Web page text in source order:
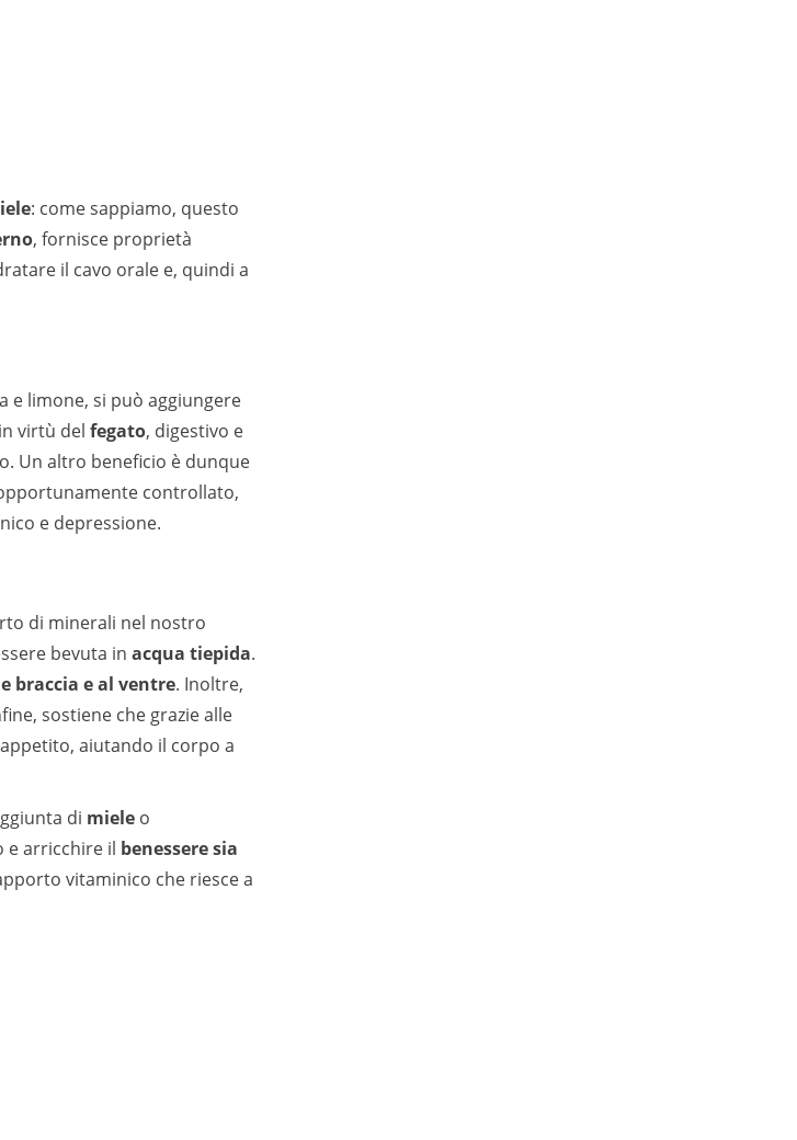
: come sappiamo, questo
, fornisce proprietà
il cavo orale e, quindi a
e limone, si può aggiungere
virtù del fegato, digestivo e
Un altro beneficio è dunque
controllato,
e depressione.
di minerali nel nostro
bevuta in acqua tiepida.
braccia e al ventre. Inoltre,
sostiene che grazie alle
aiutando il corpo a
di miele o
e arricchire il benessere sia
vitaminico che riesce a